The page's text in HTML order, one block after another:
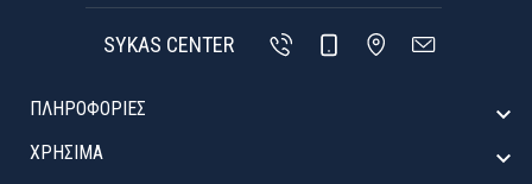
SYKAS CENTER
ΠΛΗΡΟΦΟΡΙΕΣ 
ΧΡΉΣΙΜΑ 